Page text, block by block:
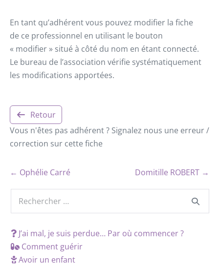
En tant qu’adhérent vous pouvez modifier la fiche
de ce professionnel en utilisant le bouton
« modifier » situé à côté du nom en étant connecté.
Le bureau de l’association vérifie systématiquement
les modifications apportées.
Retour
Vous n'êtes pas adhérent ? Signalez nous une erreur /
correction sur cette fiche
← Ophélie Carré Domitille ROBERT →
J’ai mal, je suis perdue… Par où commencer ?
Comment guérir
Avoir un enfant